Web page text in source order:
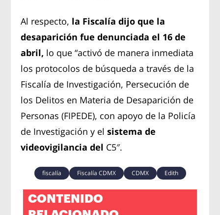
Al respecto, la Fiscalía dijo que la
desaparición fue denunciada el 16 de
abril, lo que “activó de manera inmediata
los protocolos de búsqueda a través de la
Fiscalía de Investigación, Persecución de
los Delitos en Materia de Desaparición de
Personas (FIPEDE), con apoyo de la Policía
de Investigación y elsistema de
videovigilancia del C5″.
fiscalía Fiscalía CDMX CDMX Edith
CONTENIDO